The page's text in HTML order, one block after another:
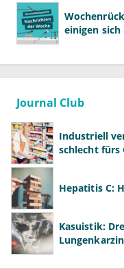
einigen
Journal Club
Industriell
schlecht fürs
Hepatitis C:
Kasuistik: